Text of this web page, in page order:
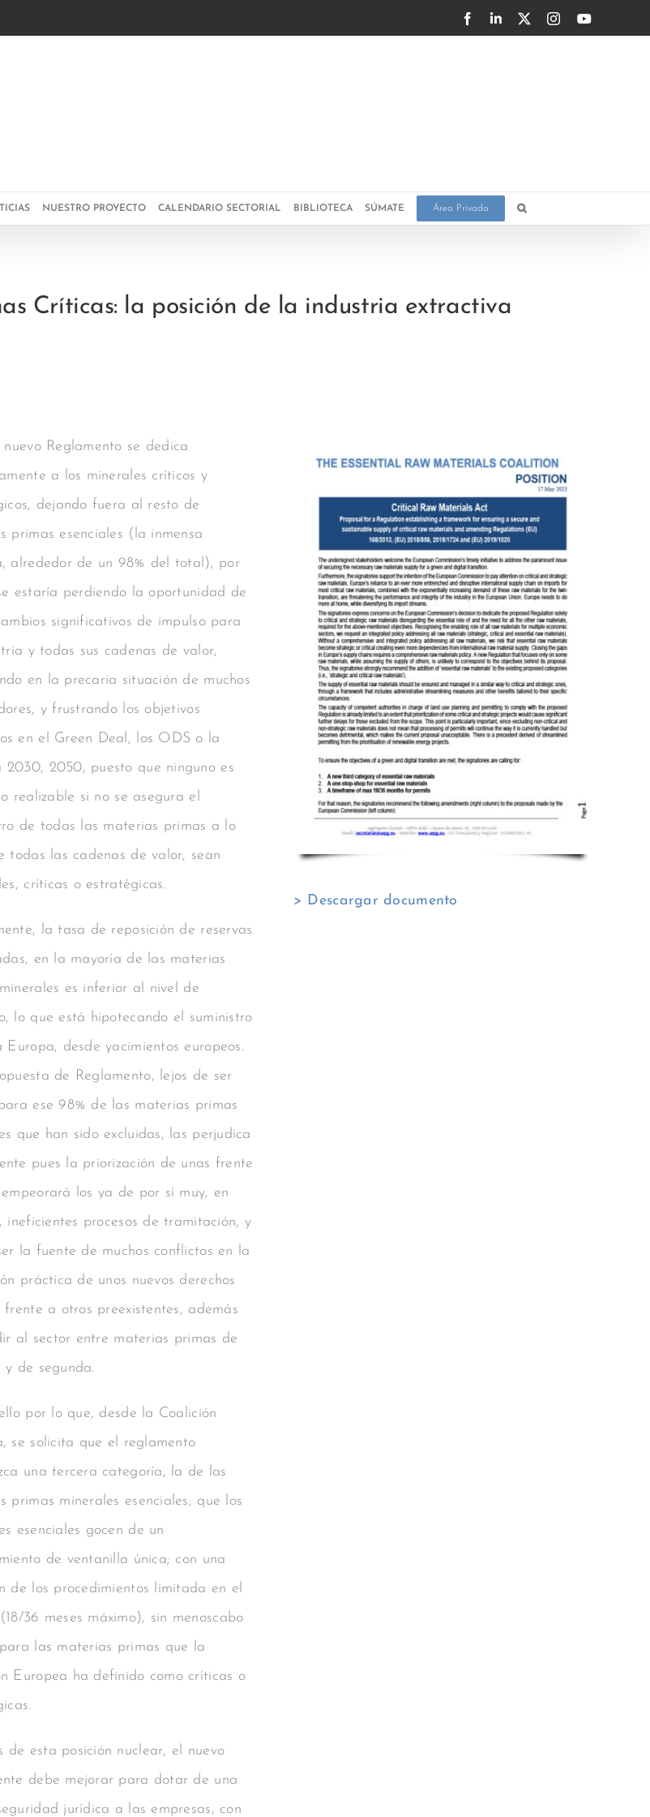
FacebookLinkedIn InstagramYouTube
NUESTRO PROYECTO CALENDARIO SECTORIAL BIBLIOTECA SÚMATE Área Privada
Críticas: la posición de la industria extractiva
nuevo Reglamento se dedica
a los minerales críticos y
dejando fuera al resto de
primas esenciales (la inmensa
alrededor de un 98% del total), por
estaría perdiendo la oportunidad de
significativos de impulso para
y todas sus cadenas de valor,
en la precaria situación de muchos
y frustrando los objetivos
en el Green Deal, los ODS o la
2030, 2050, puesto que ninguno es
realizable si no se asegura el
de todas las materias primas a lo
todas las cadenas de valor, sean
críticas o estratégicas.
la tasa de reposición de reservas
en la mayoría de las materias
es inferior al nivel de
lo que está hipotecando el suministro
Europa, desde yacimientos europeos.
de Reglamento, lejos de ser
ese 98% de las materias primas
que han sido excluidas, las perjudica
pues la priorización de unas frente
los ya de por sí muy, en
ineficientes procesos de tramitación, y
la fuente de muchos conflictos en la
práctica de unos nuevos derechos
frente a otros preexistentes, además
al sector entre materias primas de
y de segunda.
por lo que, desde la Coalición
se solicita que el reglamento
una tercera categoría, la de las
primas minerales esenciales; que los
esenciales gocen de un
de ventanilla única; con una
de los procedimientos limitada en el
36 meses máximo), sin menoscabo
las materias primas que la
Europea ha definido como críticas o
de esta posición nuclear, el nuevo
debe mejorar para dotar de una
jurídica a las empresas, con
> Descargar documento